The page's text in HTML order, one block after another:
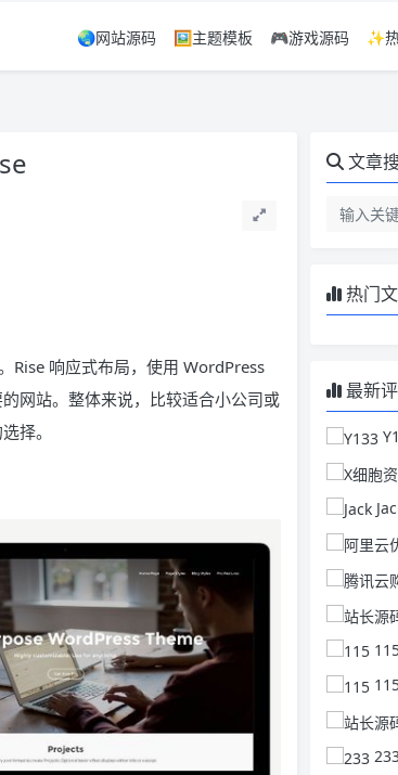
🌏网站源码 🖼️主题模板 🎮游戏源码 ✨
Rise 响应式布局，使用 WordPress
网站。整体来说，比较适合小公司或
择。
文章
热门
最新